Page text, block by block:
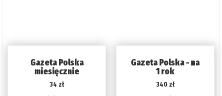
Gazeta Polska
miesięcznie
34 zł
Gazeta Polska - na
1 rok
340 zł